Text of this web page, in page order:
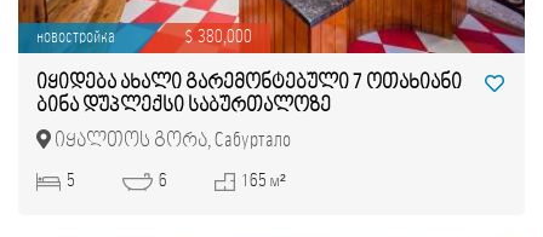
новостройка $ 380,000
იყიდება ახალი გარემონტებული 7 ოთახიანი
ბინა დუპლექსი საბურთალოზე
იყალთოს გორა, Сабуртало
5 6 165 м²